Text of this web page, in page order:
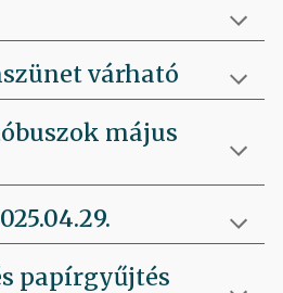
várható
május
papírgyűjtés